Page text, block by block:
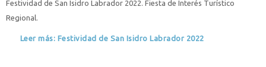
Festividad de San Isidro Labrador 2022. Fiesta de Interés Turístico
Regional.
Leer más: Festividad de San Isidro Labrador 2022